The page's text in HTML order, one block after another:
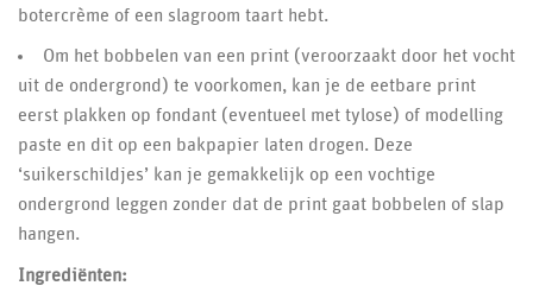
botercrème of een slagroom taart hebt.
Om het bobbelen van een print (veroorzaakt door het vocht
uit de ondergrond) te voorkomen, kan je de eetbare print
eerst plakken op fondant (eventueel met tylose) of modelling
paste en dit op een bakpapier laten drogen. Deze
‘suikerschildjes’ kan je gemakkelijk op een vochtige
ondergrond leggen zonder dat de print gaat bobbelen of slap
hangen.
Ingrediënten: